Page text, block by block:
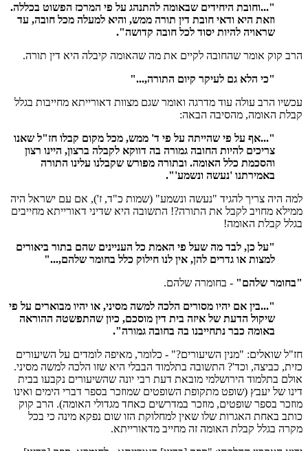
"...וחובת היחידים שבאומה להתנהג על פי המרכז הפשוט בכללה.
וזאת היא ודאי חובת דין תורה ממש, והיא למעלה מכל חובה, עד
שראויה להיות יסוד לכל חובה קדושה".
הרב קוק אומר שהחובה לקיים את מה שהאומה קיבלה היא דין תורה.
"כי הלא גם לעיקר קיום התורה,..."
עכשיו הרב עולה עוד מדרגה ואומר שגם מצוות דאורייתא מחייבות בגלל
קבלת האומה, מהסיבה הבאה:
"...אף על פי שהייתה על פי ד' ממש, מכל מקום קבלו חז"ל שאנו
צריכים להיות החובה גמורה בה דווקא לקבלה ברצון, היינו רצון
והסכמת כלל האומה. ובתורה מפורש שקבלנו עלינו התורה
באמירתנו 'נעשה ונשמע'".
למה היה צריך להגיד "נעשה ונשמע" (שמות כ"ד, ז'), אם עם ישראל היה
ממילא מחויב לקבל את התורה?! התשובה היא שדיני דאורייתא מחייבים
בגלל קבלת האומה!
"על כן, לבד מה שעל פי האמת כל העניינים שהם בתור ביאורים
למצות או גדרים להן, אין לנו חילוק כלל בחומר שלהם,..."
"בחומר שלהם" - בחומרה שלהם.
"...בין אם יהיו מסורים הלכה למשה מסיני, או יהיו מבוארים על פי
שיקול הדעת של איזה בית דין מוסכם, כיון שהתפשטה ההוראה
באומה כבר נתחייבנו בה בחובה גמורה".
חז"ל שואלים: "מנין השיעורים?" - כלומר, מאיפה לומדים על השיעורים
כזית, כביצה, וכד'? התשובה בתלמוד הבבלי היא שזו הלכה למשה מסיני.
אולם בתלמוד הירושלמי מובאת דעת רבי יונה שהשיעורים נקבעו בבית
דינו של יעבץ (שופט מתקופת השופטים שמוזכר בספר דברי הימים ואינו
מוזכר בספר שופטים, מוזכר במדרשים כאחד מגדולי האומה). הרב קוק
כותב באחת האגרות שלו שאין למחלוקת הזו שום נפקא מינה כי בכל
מקרה בגלל קבלת האומה זה מחייב מדאורייתא.